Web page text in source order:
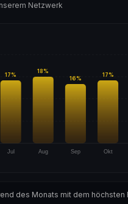
Netzwerk
Jul
17%
Aug
18%
Sep
16%
Okt
17%
des Monats mit dem